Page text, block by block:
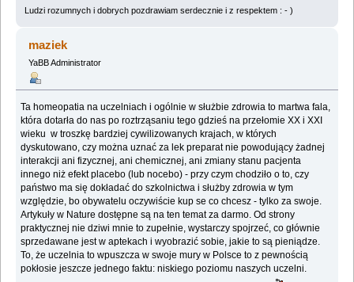
Ludzi rozumnych i dobrych pozdrawiam serdecznie i z respektem : - )
maziek
YaBB Administrator
Ta homeopatia na uczelniach i ogólnie w służbie zdrowia to martwa fala,
która dotarła do nas po roztrząsaniu tego gdzieś na przełomie XX i XXI
wieku w troszkę bardziej cywilizowanych krajach, w których
dyskutowano, czy można uznać za lek preparat nie powodujący żadnej
interakcji ani fizycznej, ani chemicznej, ani zmiany stanu pacjenta
innego niż efekt placebo (lub nocebo) - przy czym chodziło o to, czy
państwo ma się dokładać do szkolnictwa i służby zdrowia w tym
względzie, bo obywatelu oczywiście kup se co chcesz - tylko za swoje.
Artykuły w Nature dostępne są na ten temat za darmo. Od strony
praktycznej nie dziwi mnie to zupełnie, wystarczy spojrzeć, co głównie
sprzedawane jest w aptekach i wyobrazić sobie, jakie to są pieniądze.
To, że uczelnia to wpuszcza w swoje mury w Polsce to z pewnością
pokłosie jeszcze jednego faktu: niskiego poziomu naszych uczelni.